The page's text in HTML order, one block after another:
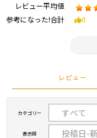
レビュー平均値
参考になった!合計 0
レビュー
カテゴリー
表示順